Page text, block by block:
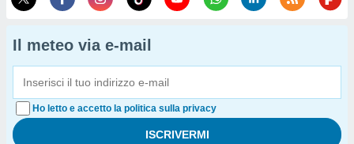
Il meteo via e-mail
Ho letto e accetto la politica sulla privacy